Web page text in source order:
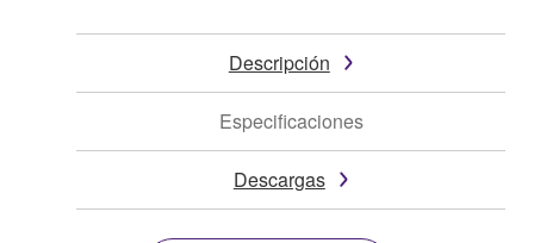
Descripción
Especificaciones
Descargas